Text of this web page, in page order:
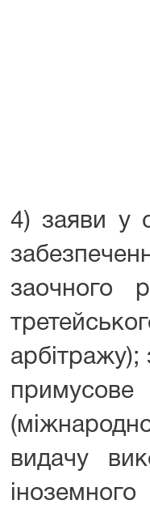
4) заяви у
заочного
видачу